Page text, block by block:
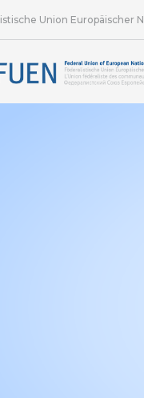
Union Europäischer